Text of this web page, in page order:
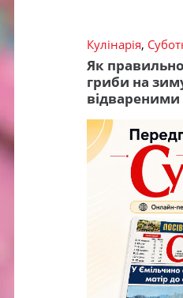
Кулінарія,
Як
гриби на